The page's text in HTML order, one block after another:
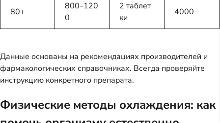
80+
800–120
0
2 таблет
ки
4000
Данные основаны на рекомендациях производителей и
фармакологических справочниках. Всегда проверяйте
инструкцию конкретного препарата.
Физические методы охлаждения: как